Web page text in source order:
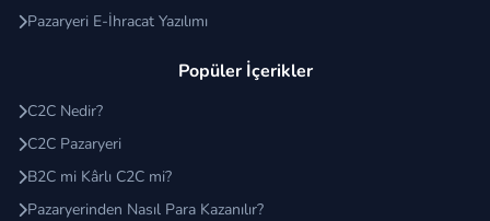
Pazaryeri E-İhracat Yazılımı
Popüler İçerikler
C2C Nedir?
C2C Pazaryeri
B2C mi Kârlı C2C mi?
Pazaryerinden Nasıl Para Kazanılır?